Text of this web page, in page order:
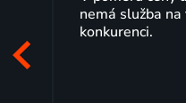
nemá služba na
konkurenci.